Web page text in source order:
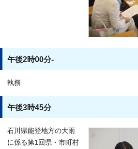
午後2時00分-
執務
午後3時45分
石川県能登地方の大雨
に係る第1回県・市町村